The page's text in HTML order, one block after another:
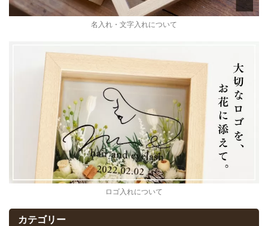
名入れ・文字入れについて
ロゴ入れについて
カテゴリー